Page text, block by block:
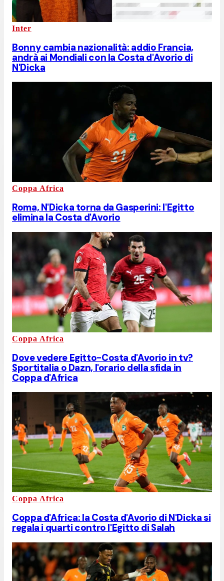
Inter
Bonny cambia nazionalità: addio Francia,
andrà ai Mondiali con la Costa d'Avorio di
N'Dicka
Coppa Africa
Roma, N'Dicka torna da Gasperini: l'Egitto
elimina la Costa d'Avorio
Coppa Africa
Dove vedere Egitto-Costa d'Avorio in tv?
Sportitalia o Dazn, l'orario della sfida in
Coppa d'Africa
Coppa Africa
Coppa d'Africa: la Costa d'Avorio di N'Dicka si
regala i quarti contro l'Egitto di Salah